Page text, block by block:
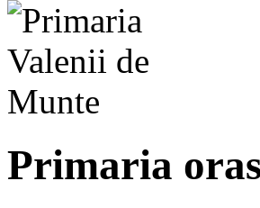
Primaria